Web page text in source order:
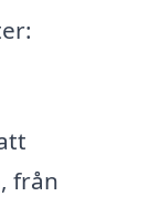
från